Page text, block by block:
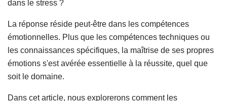
dans le stress ?
La réponse réside peut-être dans les compétences
émotionnelles. Plus que les compétences techniques ou
les connaissances spécifiques, la maîtrise de ses propres
émotions s'est avérée essentielle à la réussite, quel que
soit le domaine.
Dans cet article, nous explorerons comment les